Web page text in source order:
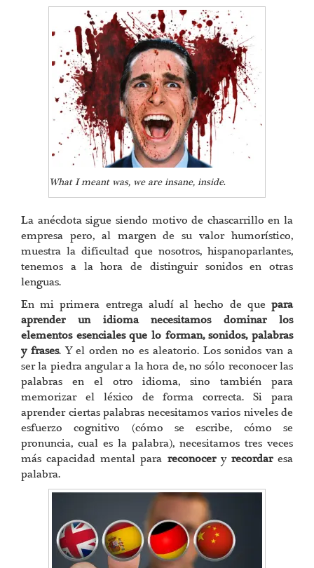
What I meant was, we are insane, inside.
La anécdota sigue siendo motivo de chascarrillo en la
empresa pero, al margen de su valor humorístico,
muestra la dificultad que nosotros, hispanoparlantes,
tenemos a la hora de distinguir sonidos en otras
lenguas.
En mi primera entrega aludí al hecho de que para
aprender un idioma necesitamos dominar los
elementos esenciales que lo forman, sonidos, palabras
y frases. Y el orden no es aleatorio. Los sonidos van a
ser la piedra angular a la hora de, no sólo reconocer las
palabras en el otro idioma, sino también para
memorizar el léxico de forma correcta. Si para
aprender ciertas palabras necesitamos varios niveles de
esfuerzo cognitivo (cómo se escribe, cómo se
pronuncia, cual es la palabra), necesitamos tres veces
más capacidad mental para reconocery recordaresa
palabra.